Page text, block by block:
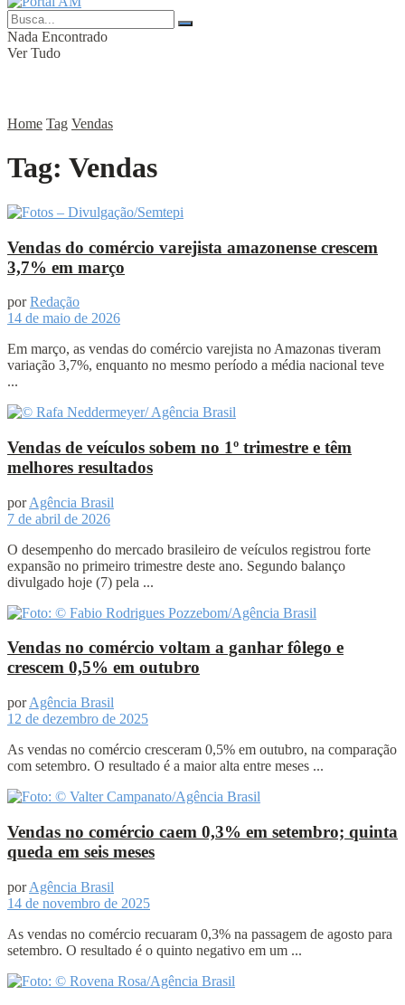
Nada Encontrado
Ver Tudo
Home Tag Vendas
Tag: Vendas
Vendas do comércio varejista amazonense crescem
3,7% em março
por Redação
14 de maio de 2026
Em março, as vendas do comércio varejista no Amazonas tiveram
variação 3,7%, enquanto no mesmo período a média nacional teve
...
Vendas de veículos sobem no 1º trimestre e têm
melhores resultados
por Agência Brasil
7 de abril de 2026
O desempenho do mercado brasileiro de veículos registrou forte
expansão no primeiro trimestre deste ano. Segundo balanço
divulgado hoje (7) pela ...
Vendas no comércio voltam a ganhar fôlego e
crescem 0,5% em outubro
por Agência Brasil
12 de dezembro de 2025
As vendas no comércio cresceram 0,5% em outubro, na comparação
com setembro. O resultado é a maior alta entre meses ...
Vendas no comércio caem 0,3% em setembro; quinta
queda em seis meses
por Agência Brasil
14 de novembro de 2025
As vendas no comércio recuaram 0,3% na passagem de agosto para
setembro. O resultado é o quinto negativo em um ...